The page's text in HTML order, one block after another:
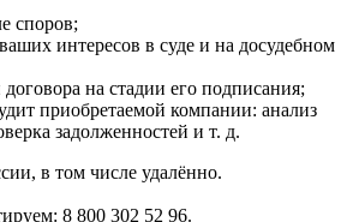
споров;
интересов в суде и на досудебном
на стадии его подписания;
приобретаемой компании: анализ
задолженностей и т. д.
в том числе удалённо.
8 800 302 52 96.